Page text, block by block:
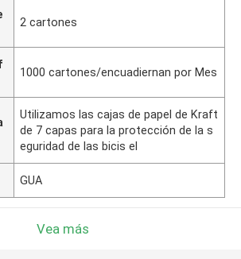
2 cartones
1000 cartones/encuadiernan por Mes
Utilizamos las cajas de papel de Kraft
de 7 capas para la protección de la s
eguridad de las bicis el
GUA
Vea más